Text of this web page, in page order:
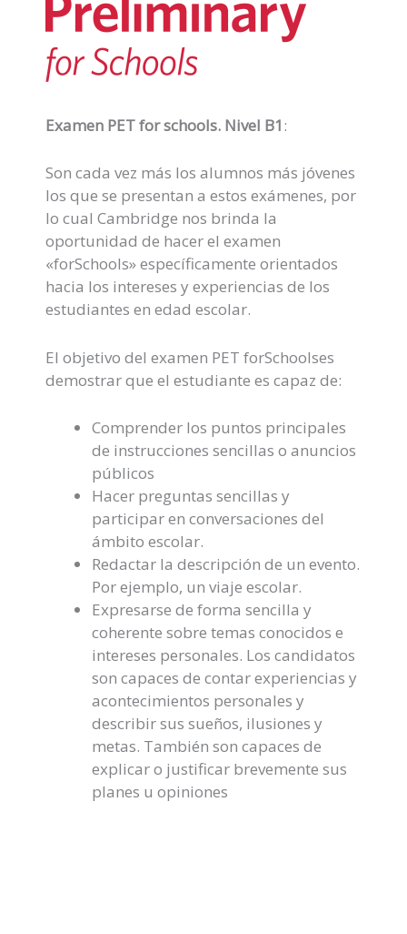
Examen PET for schools. Nivel B1:
Son cada vez más los alumnos más jóvenes
los que se presentan a estos exámenes, por
lo cual Cambridge nos brinda la
oportunidad de hacer el examen
«forSchools» específicamente orientados
hacia los intereses y experiencias de los
estudiantes en edad escolar.
El objetivo del examen PET forSchoolses
demostrar que el estudiante es capaz de:
Comprender los puntos principales
de instrucciones sencillas o anuncios
públicos
Hacer preguntas sencillas y
participar en conversaciones del
ámbito escolar.
Redactar la descripción de un evento.
Por ejemplo, un viaje escolar.
Expresarse de forma sencilla y
coherente sobre temas conocidos e
intereses personales. Los candidatos
son capaces de contar experiencias y
acontecimientos personales y
describir sus sueños, ilusiones y
metas. También son capaces de
explicar o justificar brevemente sus
planes u opiniones